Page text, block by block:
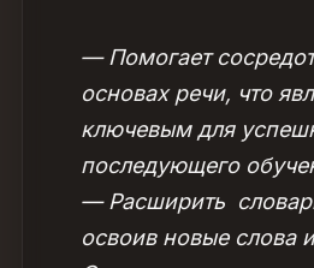
— Помогает
основах речи, что
ключевым для
последующего
— Расширить
освоив новые слова